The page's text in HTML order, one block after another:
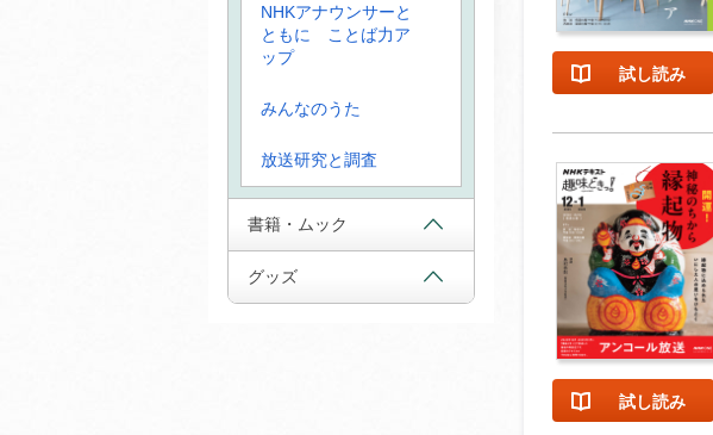
試し読み
試し読み
NHKアナウンサーと
ともに ことば力ア
ップ
みんなのうた
放送研究と調査
書籍・ムック
グッズ